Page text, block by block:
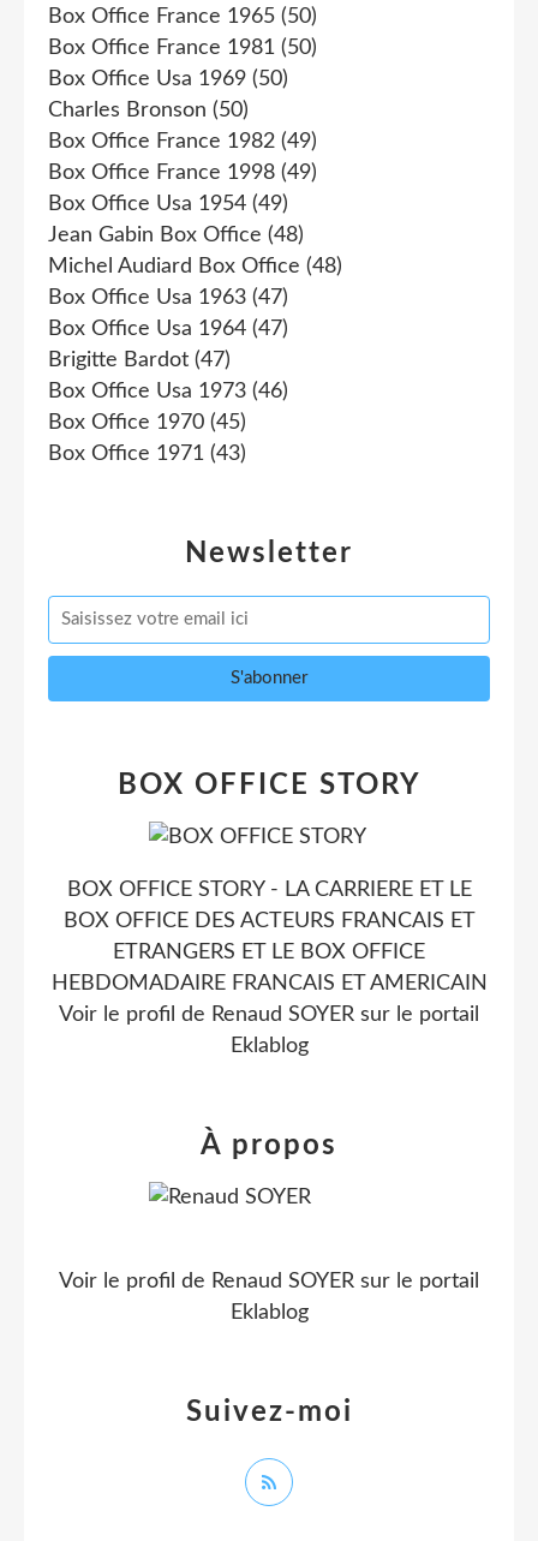
Newsletter
Box Office France 1965 (50)
Box Office France 1981 (50)
Box Office Usa 1969 (50)
Charles Bronson (50)
Box Office France 1982 (49)
Box Office France 1998 (49)
Box Office Usa 1954 (49)
Jean Gabin Box Office (48)
Michel Audiard Box Office (48)
Box Office Usa 1963 (47)
Box Office Usa 1964 (47)
Brigitte Bardot (47)
Box Office Usa 1973 (46)
Box Office 1970 (45)
Box Office 1971 (43)
BOX OFFICE STORY
BOX OFFICE STORY - LA CARRIERE ET LE
BOX OFFICE DES ACTEURS FRANCAIS ET
ETRANGERS ET LE BOX OFFICE
HEBDOMADAIRE FRANCAIS ET AMERICAIN
Voir le profil de Renaud SOYER sur le portail
Eklablog
Suivez-moi
À propos
Voir le profil de Renaud SOYER sur le portail
Eklablog